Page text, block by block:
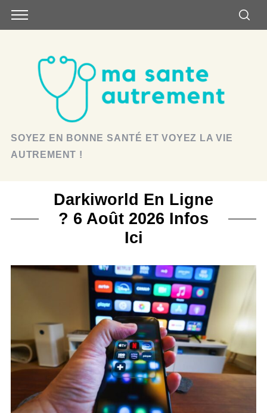
SOYEZ EN BONNE SANTÉ ET VOYEZ LA VIE
AUTREMENT !
Darkiworld En Ligne
? 6 Août 2026 Infos
Ici